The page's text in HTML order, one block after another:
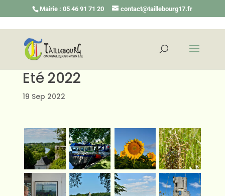
Mairie : 05 46 91 71 20 contact@taillebourg17.fr
Eté 2022
19 Sep 2022